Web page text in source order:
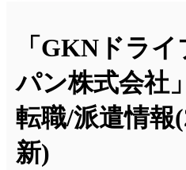
「GKNドラ
パン株式会社
転職/派遣情報
新)